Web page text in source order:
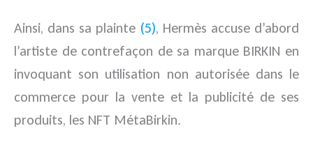
Ainsi, dans sa plainte (5), Hermès accuse d’abord
l’artiste de contrefaçon de sa marque BIRKIN en
invoquant son utilisation non autorisée dans le
commerce pour la vente et la publicité de ses
produits, les NFT MétaBirkin.